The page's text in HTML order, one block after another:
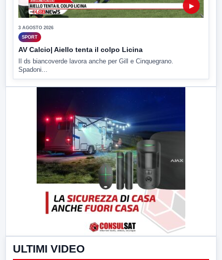
▶
3 AGOSTO 2026
SPORT
AV Calcio| Aiello tenta il colpo Licina
Il ds biancoverde lavora anche per Gill e Cinquegrano.
Spadoni...
ULTIMI VIDEO